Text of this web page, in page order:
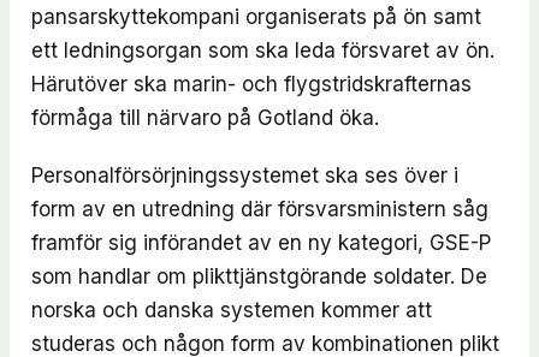
pansarskyttekompani organiserats på ön samt
ett ledningsorgan som ska leda försvaret av ön.
Härutöver ska marin- och flygstridskrafternas
förmåga till närvaro på Gotland öka.
Personalförsörjningssystemet ska ses över i
form av en utredning där försvarsministern såg
framför sig införandet av en ny kategori, GSE-P
som handlar om plikttjänstgörande soldater. De
norska och danska systemen kommer att
studeras och någon form av kombinationen plikt